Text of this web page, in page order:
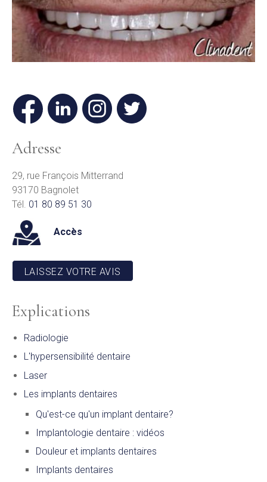
Adresse
29, rue François Mitterrand
93170 Bagnolet
Tél. 01 80 89 51 30
Accès
LAISSEZ VOTRE AVIS
Explications
Radiologie
L'hypersensibilité dentaire
Laser
Les implants dentaires
Qu'est-ce qu'un implant dentaire?
Implantologie dentaire : vidéos
Douleur et implants dentaires
Implants dentaires